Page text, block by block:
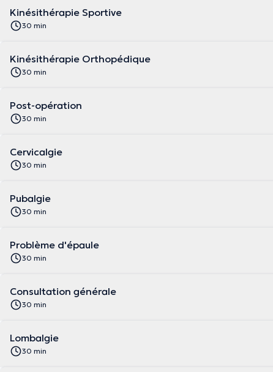
Kinésithérapie Sportive
30 min
Kinésithérapie Orthopédique
30 min
Post-opération
30 min
Cervicalgie
30 min
Pubalgie
30 min
Problème d'épaule
30 min
Consultation générale
30 min
Lombalgie
30 min